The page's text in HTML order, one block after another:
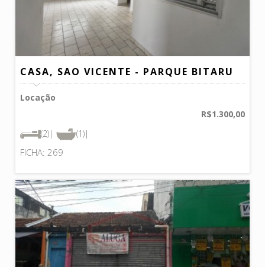
CASA, SAO VICENTE - PARQUE BITARU
Locação
R$1.300,00
(2)|
(1)|
FICHA: 269